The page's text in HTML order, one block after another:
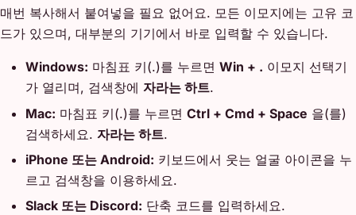
매번 복사해서 붙여넣을 필요 없어요. 모든 이모지에는 고유 코
드가 있으며, 대부분의 기기에서 바로 입력할 수 있습니다.
Windows: 마침표 키(.)를 누르면 Win + . 이모지 선택기
가 열리며, 검색창에 자라는 하트.
Mac: 마침표 키(.)를 누르면 Ctrl + Cmd + Space 을(를)
검색하세요. 자라는 하트.
iPhone 또는 Android: 키보드에서 웃는 얼굴 아이콘을 누
르고 검색창을 이용하세요.
Slack 또는 Discord: 단축 코드를 입력하세요.